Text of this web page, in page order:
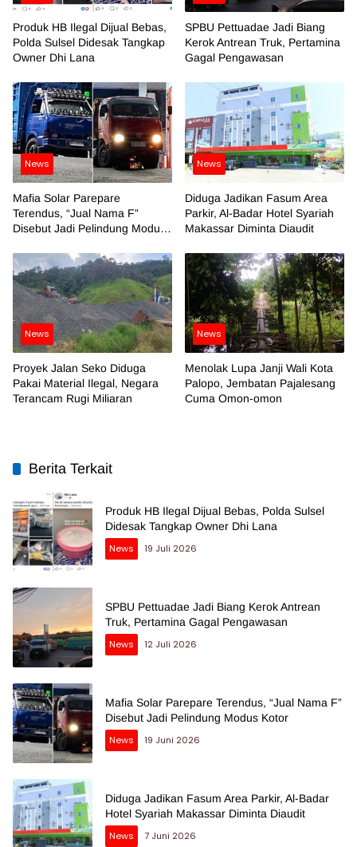
Produk HB Ilegal Dijual Bebas,
Polda Sulsel Didesak Tangkap
Owner Dhi Lana
SPBU Pettuadae Jadi Biang
Kerok Antrean Truk, Pertamina
Gagal Pengawasan
News
Mafia Solar Parepare
Terendus, “Jual Nama F”
Disebut Jadi Pelindung Modus
News
Diduga Jadikan Fasum Area
Parkir, Al-Badar Hotel Syariah
Makassar Diminta Diaudit
News
Proyek Jalan Seko Diduga
Pakai Material Ilegal, Negara
Terancam Rugi Miliaran
News
Menolak Lupa Janji Wali Kota
Palopo, Jembatan Pajalesang
Cuma Omon-omon
Berita Terkait
Produk HB Ilegal Dijual Bebas, Polda Sulsel
Didesak Tangkap Owner Dhi Lana
News
19 Juli 2026
SPBU Pettuadae Jadi Biang Kerok Antrean
Truk, Pertamina Gagal Pengawasan
News
12 Juli 2026
Mafia Solar Parepare Terendus, “Jual Nama F”
Disebut Jadi Pelindung Modus Kotor
News
19 Juni 2026
Diduga Jadikan Fasum Area Parkir, Al-Badar
Hotel Syariah Makassar Diminta Diaudit
News
7 Juni 2026